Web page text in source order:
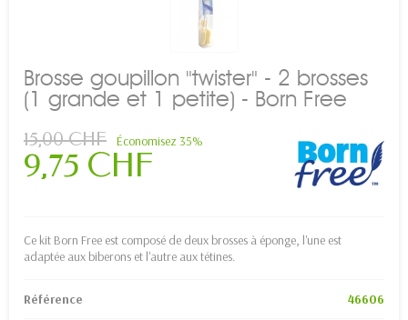
Brosse goupillon "twister" - 2 brosses
(1 grande et 1 petite) - Born Free
15,00 CHF Économisez 35%
9,75 CHF
Ce kit Born Free est composé de deux brosses à éponge, l'une est
adaptée aux biberons et l'autre aux tétines.
Référence 46606